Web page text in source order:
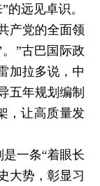
的远见卓识。
产党的全面领
”古巴国际政
加拉多说，中
五年规划编制
，让高质量发
一条“着眼长
大势，彰显习